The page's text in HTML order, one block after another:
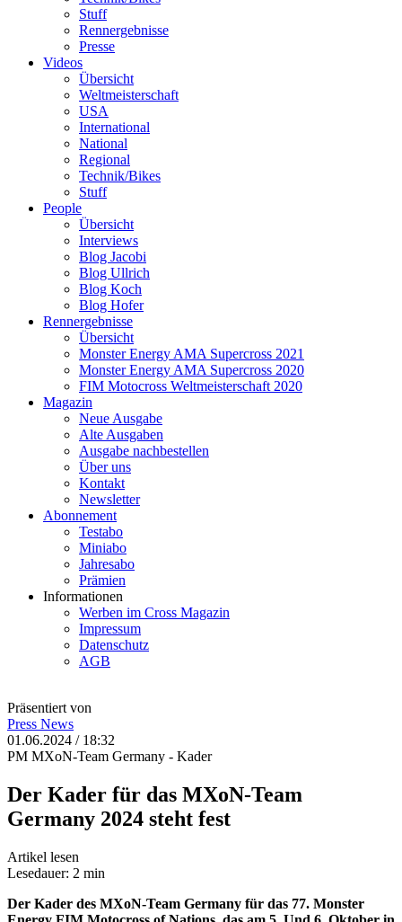
Stuff
Rennergebnisse
Presse
Videos
Übersicht
Weltmeisterschaft
USA
International
National
Regional
Technik/Bikes
Stuff
People
Übersicht
Interviews
Blog Jacobi
Blog Ullrich
Blog Koch
Blog Hofer
Rennergebnisse
Übersicht
Monster Energy AMA Supercross 2021
Monster Energy AMA Supercross 2020
FIM Motocross Weltmeisterschaft 2020
Magazin
Neue Ausgabe
Alte Ausgaben
Ausgabe nachbestellen
Über uns
Kontakt
Newsletter
Abonnement
Testabo
Miniabo
Jahresabo
Prämien
Informationen
Werben im Cross Magazin
Impressum
Datenschutz
AGB
Präsentiert von
Press News
01.06.2024 / 18:32
PM MXoN-Team Germany - Kader
Der Kader für das MXoN-Team
Germany 2024 steht fest
Artikel lesen
Lesedauer: 2 min
Der Kader des MXoN-Team Germany für das 77. Monster